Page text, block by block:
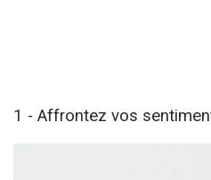
1 - Affrontez vos